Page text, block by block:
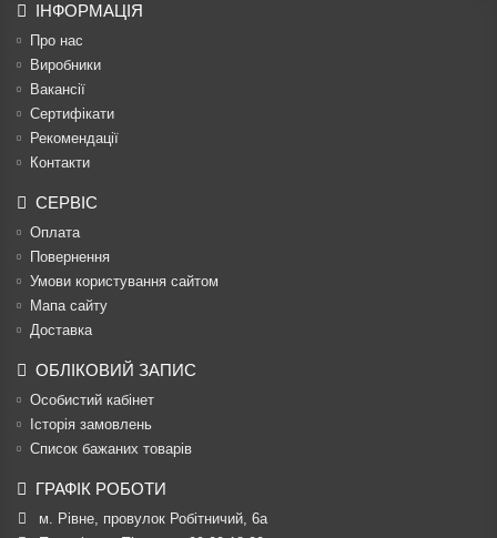
ІНФОРМАЦІЯ
Про нас
Виробники
Вакансії
Сертифікати
Рекомендації
Контакти
СЕРВІС
Оплата
Повернення
Умови користування сайтом
Мапа сайту
Доставка
ОБЛІКОВИЙ ЗАПИС
Особистий кабінет
Історія замовлень
Список бажаних товарів
ГРАФІК РОБОТИ
м. Рівне, провулок Робітничий, 6а